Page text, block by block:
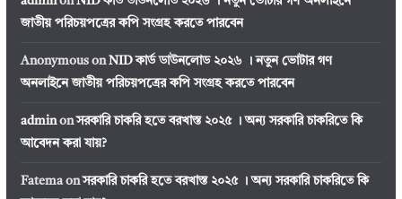
জাতীয় পরিচয়পত্রের কপি সংগ্রহ করতে পারবেন
AnonymousonNID কার্ড ডাউনলোড ২০২৬ । নতুন ভোটার গণ
অনলাইনে জাতীয় পরিচয়পত্রের কপি সংগ্রহ করতে পারবেন
adminonসরকারি চাকরি হতে বরখাস্ত ২০২৫ । অন্য সরকারি চাকরিতে কি
আবেদন করা যায়?
Fatemaonসরকারি চাকরি হতে বরখাস্ত ২০২৫ । অন্য সরকারি চাকরিতে কি